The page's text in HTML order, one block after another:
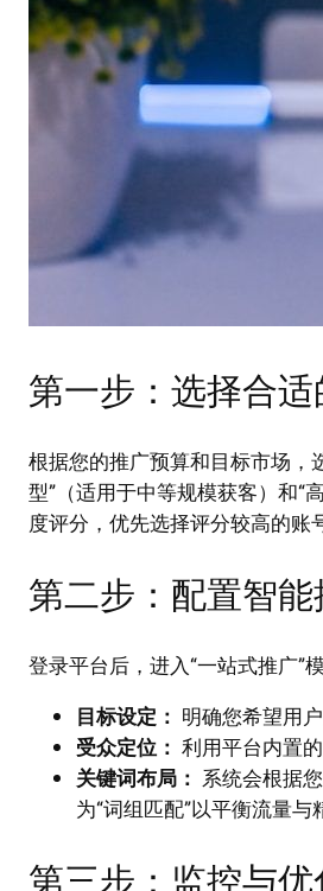
第一步：选择合
根据您的推广预算和目标市场，
型”（适用于中等规模获客）和“
度评分，优先选择评分较高的账
第二步：配置智
登录平台后，进入“一站式推广”
目标设定： 明确您希望用
受众定位： 利用平台内置
关键词布局： 系统会根据
为“词组匹配”以平衡流量与